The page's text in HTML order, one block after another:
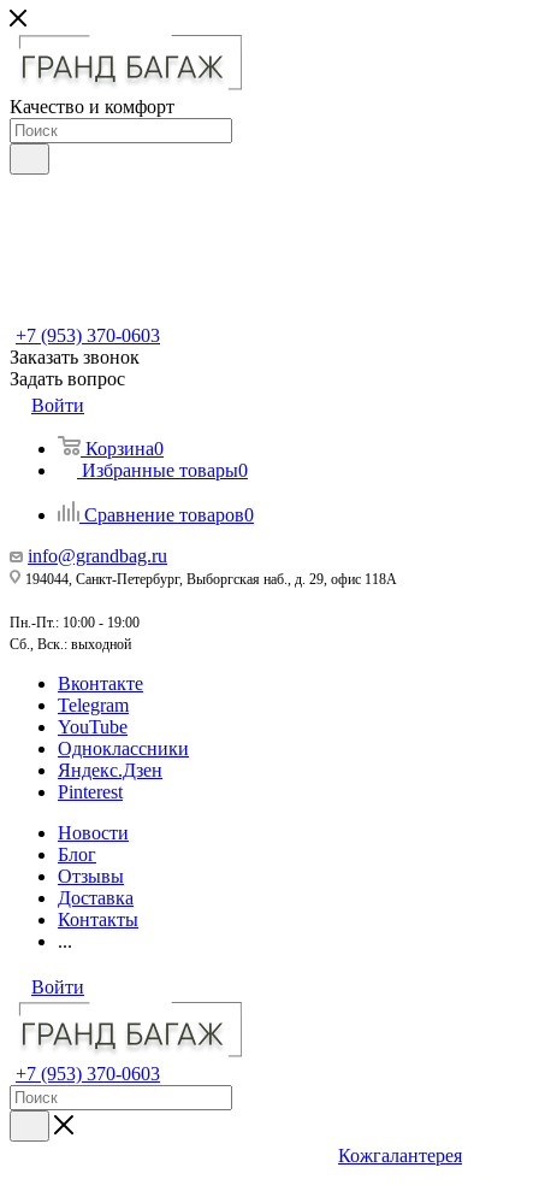
Качество и комфорт
+7 (953) 370-0603
Заказать звонок
Задать вопрос
Войти
Корзина0
Избранные товары0
Сравнение товаров0
info@grandbag.ru
194044, Санкт-Петербург, Выборгская наб., д. 29, офис 118А
Пн.-Пт.: 10:00 - 19:00
Сб., Вск.: выходной
Вконтакте
Telegram
YouTube
Одноклассники
Яндекс.Дзен
Pinterest
Новости
Блог
Отзывы
Доставка
Контакты
...
Войти
+7 (953) 370-0603
Кожгалантерея